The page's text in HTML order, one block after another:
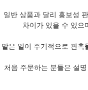
일반 상품과 달리 홍보성
차이가 있을 수 있으
맡은 일이 주기적으로 판
처음 주문하는 분들은 설